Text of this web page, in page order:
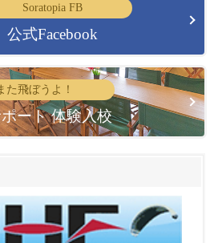
Soratopia FB
公式Facebook
た飛ぼうよ！
ート 体験入校